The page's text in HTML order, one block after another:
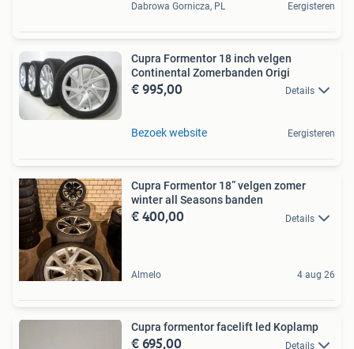
Dabrowa Gornicza, PL Eergisteren
Cupra Formentor 18 inch velgen
Continental Zomerbanden Origi
€ 995,00 Details
Bezoek website Eergisteren
Cupra Formentor 18” velgen zomer
winter all Seasons banden
€ 400,00 Details
Almelo 4 aug 26
Cupra formentor facelift led Koplamp
€ 695,00 Details